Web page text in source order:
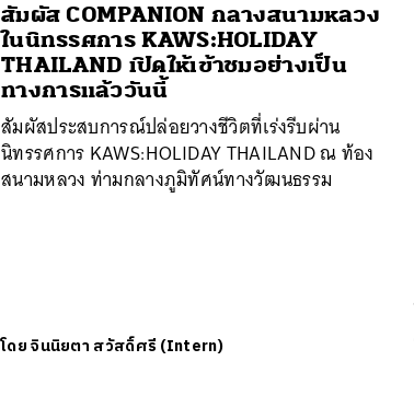
สัมผัส COMPANION กลางสนามหลวง
ในนิทรรศการ KAWS:HOLIDAY
THAILAND เปิดให้เข้าชมอย่างเป็น
ทางการแล้ววันนี้
สัมผัสประสบการณ์ปล่อยวางชีวิตที่เร่งรีบผ่าน
นิทรรศการ KAWS:HOLIDAY THAILAND ณ ท้อง
สนามหลวง ท่ามกลางภูมิทัศน์ทางวัฒนธรรม
โดยจินนิยตา สวัสดิ์ศรี (Intern)